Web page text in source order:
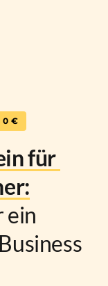
0 €
ein